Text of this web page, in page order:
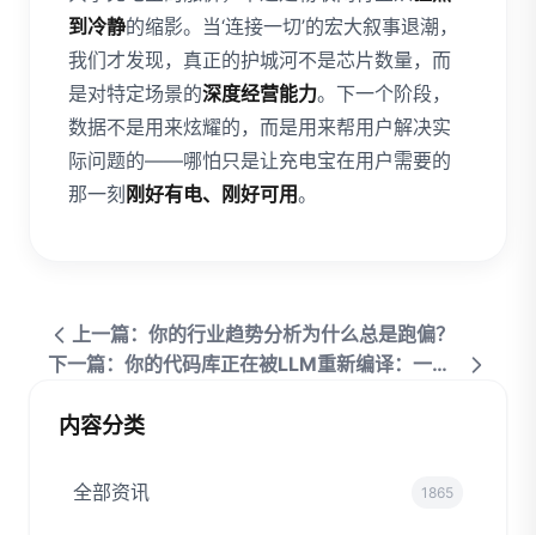
到冷静的缩影。当‘连接一切’的宏大叙事退潮，
我们才发现，真正的护城河不是芯片数量，而
是对特定场景的深度经营能力。下一个阶段，
数据不是用来炫耀的，而是用来帮用户解决实
际问题的——哪怕只是让充电宝在用户需要的
那一刻 刚好有电、刚好可用。
上一篇：你的行业趋势分析为什么总是跑偏？
下一篇：你的代码库正在被LLM重新编译：一份对比报告
内容分类
全部资讯 1865